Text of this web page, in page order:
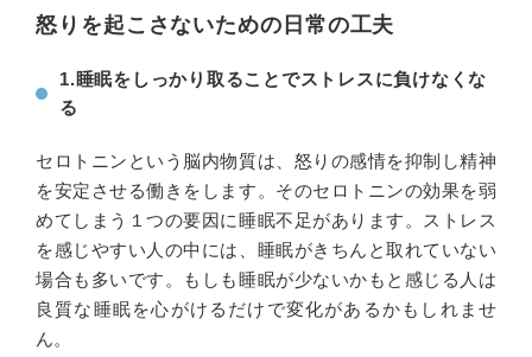
怒りを起こさないための日常の工夫
1.睡眠をしっかり取ることでストレスに負けなくな
る
セロトニンという脳内物質は、怒りの感情を抑制し精神
を安定させる働きをします。そのセロトニンの効果を弱
めてしまう１つの要因に睡眠不足があります。ストレス
を感じやすい人の中には、睡眠がきちんと取れていない
場合も多いです。もしも睡眠が少ないかもと感じる人は
良質な睡眠を心がけるだけで変化があるかもしれませ
ん。